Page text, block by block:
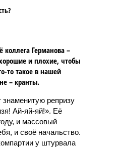
коллега Германова –
и плохие, чтобы
то такое в нашей
– кранты.
репризу
Ай-яй-яй!». Её
и массовый
и своё начальство.
у штурвала